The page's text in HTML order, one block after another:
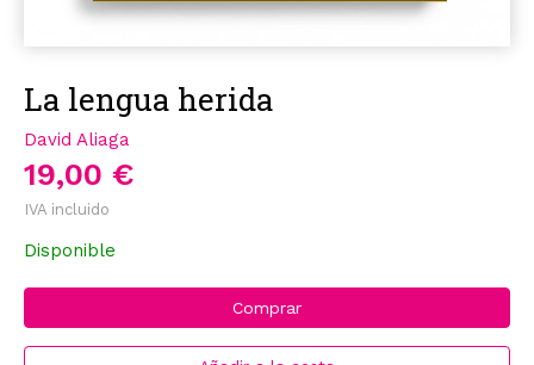
La lengua herida
David Aliaga
19,00 €
IVA incluido
Disponible
Comprar